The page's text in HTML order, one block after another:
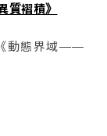
質褶積》
動態界域——